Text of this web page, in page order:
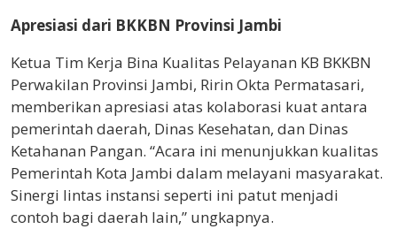
Apresiasi dari BKKBN Provinsi Jambi
Ketua Tim Kerja Bina Kualitas Pelayanan KB BKKBN
Perwakilan Provinsi Jambi, Ririn Okta Permatasari,
memberikan apresiasi atas kolaborasi kuat antara
pemerintah daerah, Dinas Kesehatan, dan Dinas
Ketahanan Pangan. “Acara ini menunjukkan kualitas
Pemerintah Kota Jambi dalam melayani masyarakat.
Sinergi lintas instansi seperti ini patut menjadi
contoh bagi daerah lain,” ungkapnya.